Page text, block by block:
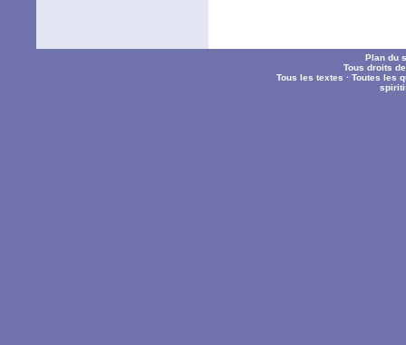
Plan du
Tous droits
Tous les textes ·Toutes les